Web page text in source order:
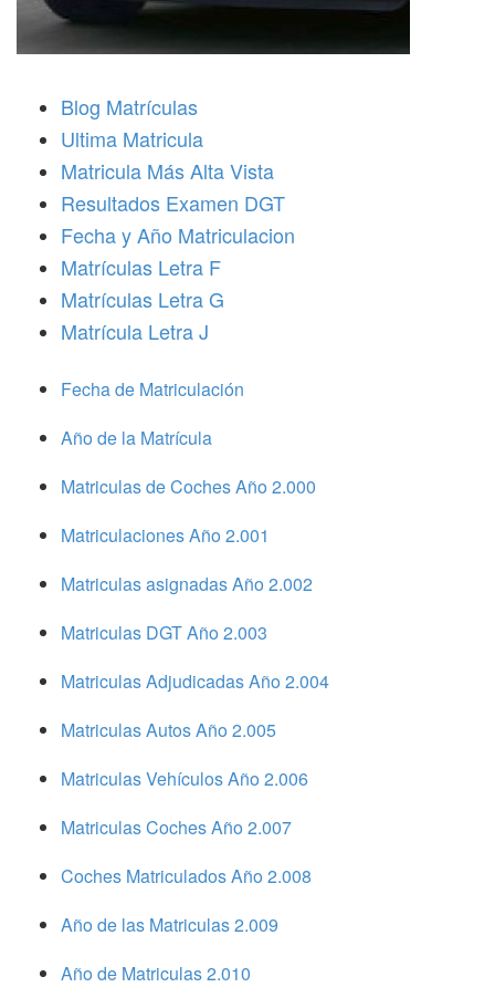
Blog Matrículas
Ultima Matricula
Matricula Más Alta Vista
Resultados Examen DGT
Fecha y Año Matriculacion
Matrículas Letra F
Matrículas Letra G
Matrícula Letra J
Fecha de Matriculación
Año de la Matrícula
Matriculas de Coches Año 2.000
Matriculaciones Año 2.001
Matriculas asignadas Año 2.002
Matriculas DGT Año 2.003
Matriculas Adjudicadas Año 2.004
Matriculas Autos Año 2.005
Matriculas Vehículos Año 2.006
Matriculas Coches Año 2.007
Coches Matriculados Año 2.008
Año de las Matriculas 2.009
Año de Matriculas 2.010